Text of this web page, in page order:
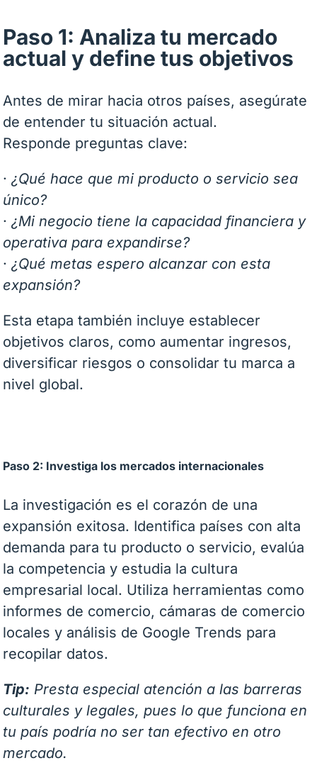
Paso 1: Analiza tu mercado
actual y define tus objetivos
Antes de mirar hacia otros países, asegúrate
de entender tu situación actual.
Responde preguntas clave:
·¿Qué hace que mi producto o servicio sea
único?
·¿Mi negocio tiene la capacidad financiera y
operativa para expandirse?
· ¿Qué metas espero alcanzar con esta
expansión?
Esta etapa también incluye establecer
objetivos claros, como aumentar ingresos,
diversificar riesgos o consolidar tu marca a
nivel global.
Paso 2: Investiga los mercados internacionales
La investigación es el corazón de una
expansión exitosa. Identifica países con alta
demanda para tu producto o servicio, evalúa
la competencia y estudia la cultura
empresarial local. Utiliza herramientas como
informes de comercio, cámaras de comercio
locales y análisis de Google Trends para
recopilar datos.
Tip: Presta especial atención a las barreras
culturales y legales, pues lo que funciona en
tu país podría no ser tan efectivo en otro
mercado.